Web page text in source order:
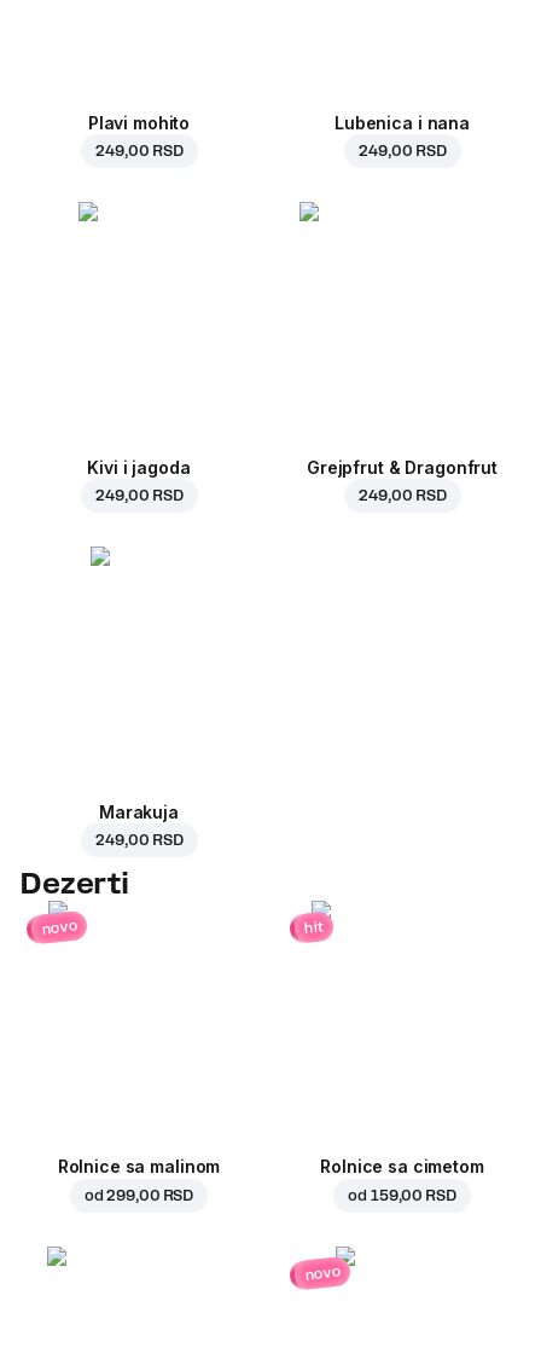
Plavi mohito
249,00 RSD
Lubenica i nana
249,00 RSD
Kivi i jagoda
249,00 RSD
Grejpfrut & Dragonfrut
249,00 RSD
Marakuja
249,00 RSD
Dezerti
novo
Rolnice sa malinom
od299,00 RSD
hit
Rolnice sa cimetom
od 159,00 RSD
novo